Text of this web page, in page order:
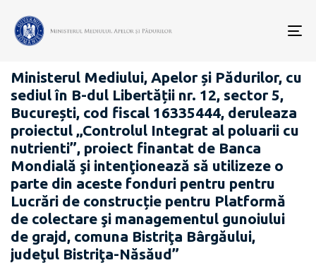
ANUNȚURI - ACHIZIȚII PUBLICE
Ministerul Mediului, Apelor și Pădurilor, cu
sediul în B-dul Libertății nr. 12, sector 5,
București, cod fiscal 16335444, deruleaza
proiectul „Controlul Integrat al poluarii cu
nutrienti”, proiect finantat de Banca
Mondială şi intenţionează să utilizeze o
parte din aceste fonduri pentru pentru
Lucrări de construcție pentru Platformă
de colectare şi managementul gunoiului
de grajd, comuna Bistriţa Bârgăului,
judeţul Bistriţa-Năsăud”
publicării: